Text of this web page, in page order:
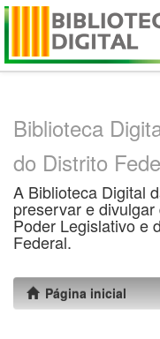
Skip
Biblioteca
do Distrito
A Biblioteca Digital
preservar e
Poder Legislativo e
Federal.
Página inicial